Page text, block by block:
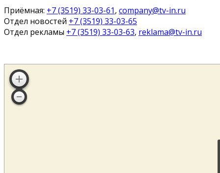
Приёмная: +7 (3519) 33-03-61, company@tv-in.ru
Отдел новостей +7 (3519) 33-03-65
Отдел рекламы +7 (3519) 33-03-63, reklama@tv-in.ru